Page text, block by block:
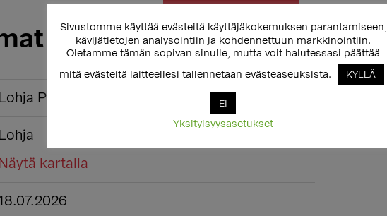
2026
Lohja Pride
Lohja
Näytä kartalla
Sivustomme käyttää evästeitä käyttäjäkokemuksen parantamiseen,
kävijätietojen analysointiin ja kohdennettuun markkinointiin.
Oletamme tämän sopivan sinulle, mutta voit halutessasi päättää
mitä evästeitä laitteellesi tallennetaan evästeaseuksista.
KYLLÄ
EI
Yksityisyysasetukset